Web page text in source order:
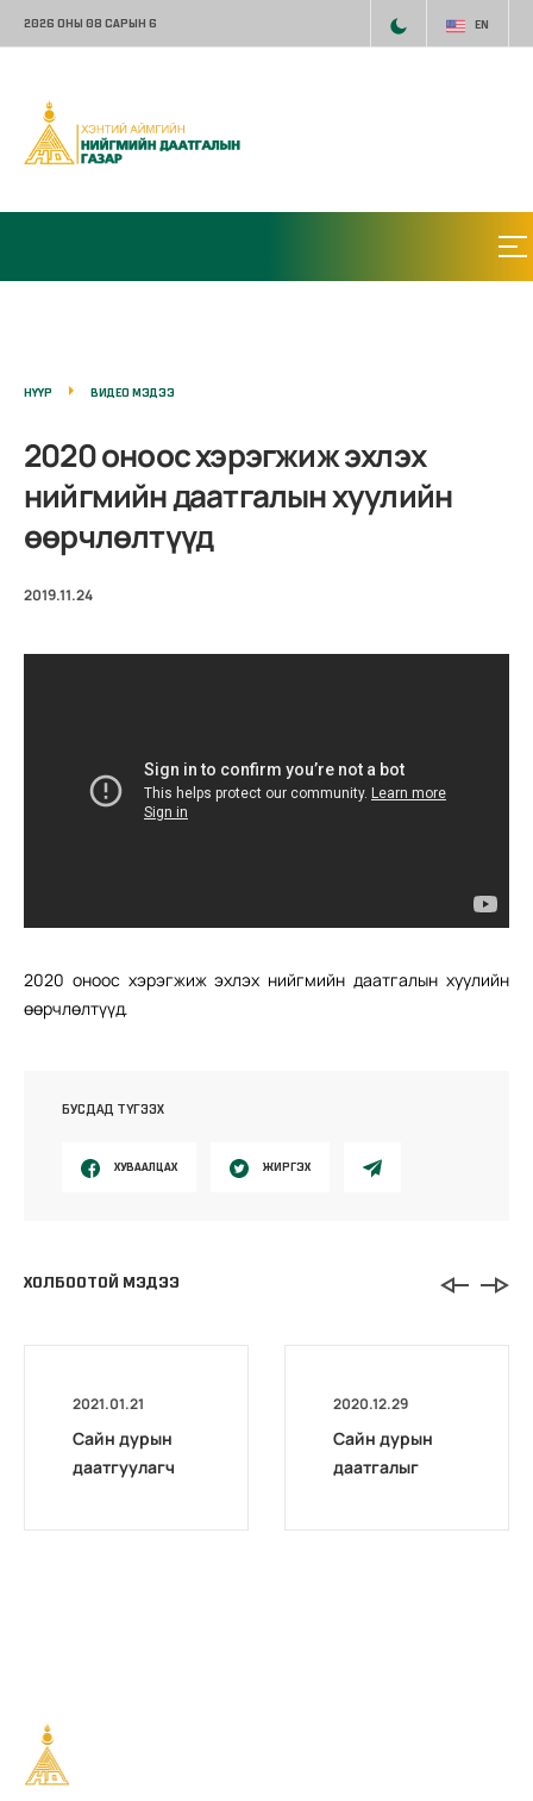
2026 ОНЫ 08 САРЫН 6 EN
НҮҮР ВИДЕО МЭДЭЭ
2020 оноос хэрэгжиж эхлэх
нийгмийн даатгалын хуулийн
өөрчлөлтүүд
2019.11.24
2020 оноос хэрэгжиж эхлэх нийгмийн даатгалын хуулийн
өөрчлөлтүүд.
БУСДАД ТҮГЭЭХ
ХУВААЛЦАХ ЖИРГЭХ
ХОЛБООТОЙ МЭДЭЭ
2021.01.21
Сайн дурын
даатгуулагч
2020.12.29
Сайн дурын
даатгалыг